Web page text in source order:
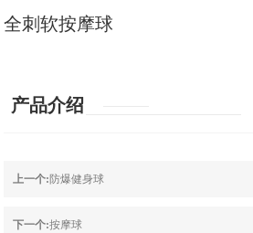
全刺软按摩球
产品介绍
上一个: 防爆健身球
下一个:按摩球